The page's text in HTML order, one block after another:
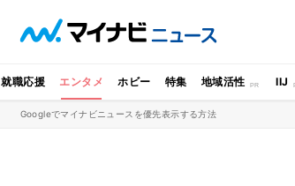
就職応援 エンタメ ホビー 特集 地域活性 IIJ
Googleでマイナビニュースを優先表示する方法